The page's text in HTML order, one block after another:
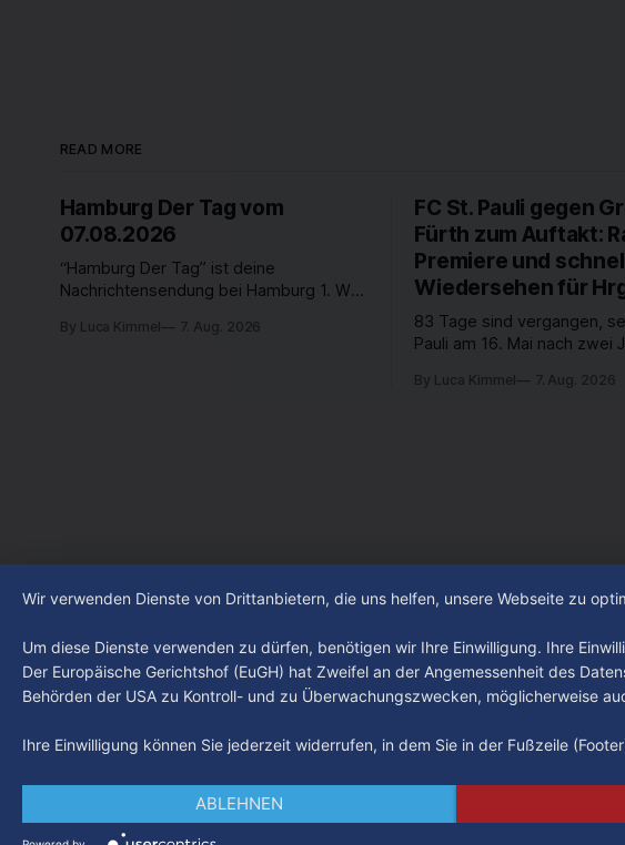
READ MORE
Hamburg Der Tag vom
07.08.2026
“Hamburg Der Tag” ist deine
Nachrichtensendung bei Hamburg 1. Was
beschäftigt die Hamburgerinnen und
By Luca Kimmel 7. Aug. 2026
FC St. Pauli gegen
Fürth zum Auftakt:
Premiere und
Wiedersehen für
83 Tage sind vergangen,
Pauli am 16. Mai nach zwei
abgestiegen ist. In dieser
By Luca Kimmel 7. Aug. 2026
Wir verwenden Dienste von Drittanbietern, die uns helfen, unsere Webseite zu
Um diese Dienste verwenden zu dürfen, benötigen wir Ihre Einwilligung. Ihre
Der Europäische Gerichtshof (EuGH) hat Zweifel an der Angemessenheit des
Behörden der USA zu Kontroll- und zu Überwachungszwecken, möglicherweise
Ihre Einwilligung können Sie jederzeit widerrufen, in dem Sie in der Fußzeile
ABLEHNEN